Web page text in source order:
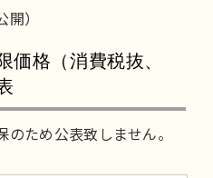
）
価格（消費税抜、
ため公表致しません。